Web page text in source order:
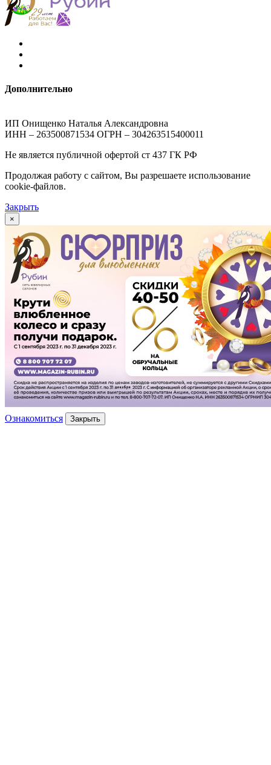
Дополнительно
ИП Онищенко Наталья Александровна
ИНН – 263500871534 ОГРН – 304263515400011
Не является публичной офертой ст 437 ГК РФ
Продолжая работу с сайтом, Вы разрешаете использование
cookie-файлов.
Закрыть
×
Ознакомиться Закрыть